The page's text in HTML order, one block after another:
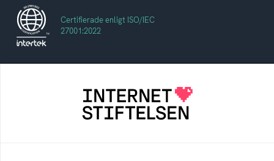
Certifierade enligt ISO/IEC
27001:2022
Internetstiftelsen verkar för ett internet som
bidrar positivt till människan och samhället